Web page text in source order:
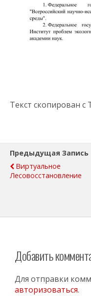
Текст скопирован с
Предыдущая Запись
Виртуальное
Лесовосстановление
Добавить
Для отправки
авторизоваться.